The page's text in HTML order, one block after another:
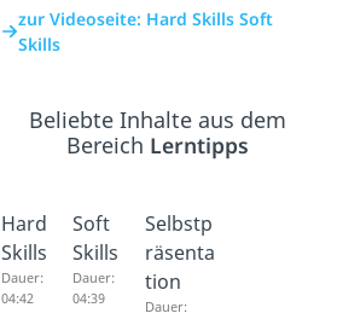
zur Videoseite: Hard Skills Soft
Skills
Beliebte Inhalte aus dem
Bereich Lerntipps
Hard
Skills
Dauer:
04:42
Soft
Skills
Dauer:
04:39
Selbstp
räsenta
tion
Dauer: